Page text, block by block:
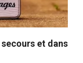
et dans